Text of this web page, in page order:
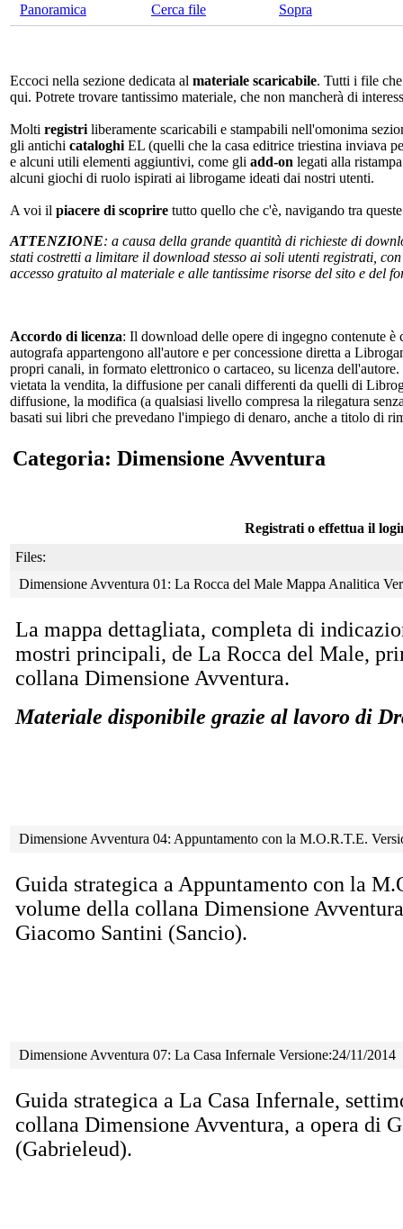
Panoramica
Cerca file Sopra
Eccoci nella sezione dedicata al materiale scaricabile. Tutti i file
qui. Potrete trovare tantissimo materiale, che non mancherà di
Molti registri liberamente scaricabili e stampabili nell'omonima
gli antichi cataloghi EL (quelli che la casa editrice triestina inviava
e alcuni utili elementi aggiuntivi, come gli add-on legati alla
alcuni giochi di ruolo ispirati ai librogame ideati dai nostri utenti.
A voi il piacere di scoprire tutto quello che c'è, navigando tra
ATTENZIONE: a causa della grande quantità di richieste di
stati costretti a limitare il download stesso ai soli utenti registrati,
accesso gratuito al materiale e alle tantissime risorse del sito e
Accordo di licenza: Il download delle opere di ingegno contenute
autografa appartengono all'autore e per concessione diretta a
propri canali, in formato elettronico o cartaceo, su licenza
vietata la vendita, la diffusione per canali differenti da quelli di
diffusione, la modifica (a qualsiasi livello compresa la rilegatura
basati sui libri che prevedano l'impiego di denaro, anche a titolo di
Categoria: Dimensione Avventura
Registrati o effettua il
Files:
Dimensione Avventura 01: La Rocca del Male Mappa Analitica
La mappa dettagliata, completa di
mostri principali, de La Rocca del Male,
collana Dimensione Avventura.
Materiale disponibile grazie al lavoro di
Dimensione Avventura 04: Appuntamento con la M.O.R.T.E.
Guida strategica a Appuntamento con la
volume della collana Dimensione
Giacomo Santini (Sancio).
Dimensione Avventura 07: La Casa Infernale Versione:24/11/2014
Guida strategica a La Casa Infernale,
collana Dimensione Avventura, a opera di
(Gabrieleud).